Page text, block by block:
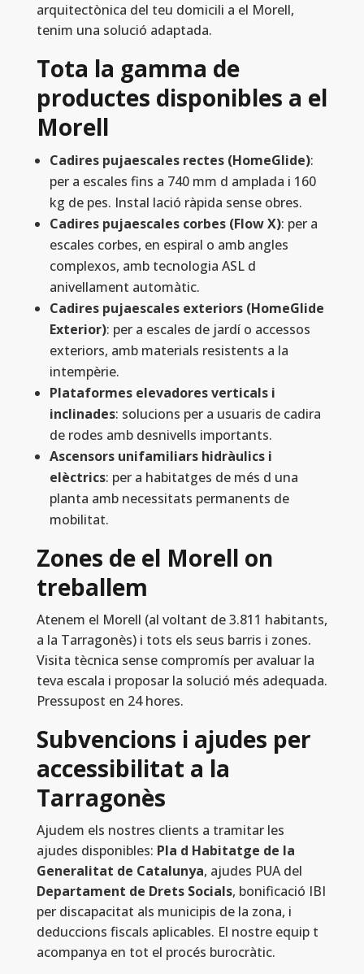
arquitectònica del teu domicili a el Morell,
tenim una solució adaptada.
Tota la gamma de
productes disponibles a el
Morell
Cadires pujaescales rectes (HomeGlide):
per a escales fins a 740 mm d amplada i 160
kg de pes. Instal lació ràpida sense obres.
Cadires pujaescales corbes (Flow X): per a
escales corbes, en espiral o amb angles
complexos, amb tecnologia ASL d
anivellament automàtic.
Cadires pujaescales exteriors (HomeGlide
Exterior): per a escales de jardí o accessos
exteriors, amb materials resistents a la
intempèrie.
Plataformes elevadores verticals i
inclinades: solucions per a usuaris de cadira
de rodes amb desnivells importants.
Ascensors unifamiliars hidràulics i
elèctrics: per a habitatges de més d una
planta amb necessitats permanents de
mobilitat.
Zones de el Morell on
treballem
Atenem el Morell (al voltant de 3.811 habitants,
a la Tarragonès) i tots els seus barris i zones.
Visita tècnica sense compromís per avaluar la
teva escala i proposar la solució més adequada.
Pressupost en 24 hores.
Subvencions i ajudes per
accessibilitat a la
Tarragonès
Ajudem els nostres clients a tramitar les
ajudes disponibles: Pla d Habitatge de la
Generalitat de Catalunya, ajudes PUA del
Departament de Drets Socials, bonificació IBI
per discapacitat als municipis de la zona, i
deduccions fiscals aplicables. El nostre equip t
acompanya en tot el procés burocràtic.